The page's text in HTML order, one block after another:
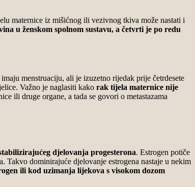
maternice iz mišićnog ili vezivnog tkiva može nastati i
u ženskom spolnom sustavu, a četvrti je po redu
menstruaciju, ali je izuzetno rijedak prije četrdesete
Važno je naglasiti kako rak tijela maternice nije
ili druge organe, a tada se govori o metastazama
djelovanja progesterona. Estrogen potiče
Takvo dominirajuće djelovanje estrogena nastaje u nekim
ili kod uzimanja lijekova s visokom dozom